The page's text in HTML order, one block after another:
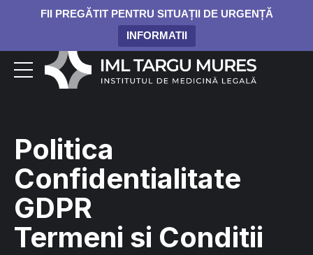
FII PREGĂTIT PENTRU SITUAȚII DE URGENȚĂ
INFORMATII
Politica
Confidentialitate
GDPR
Termeni si Conditii